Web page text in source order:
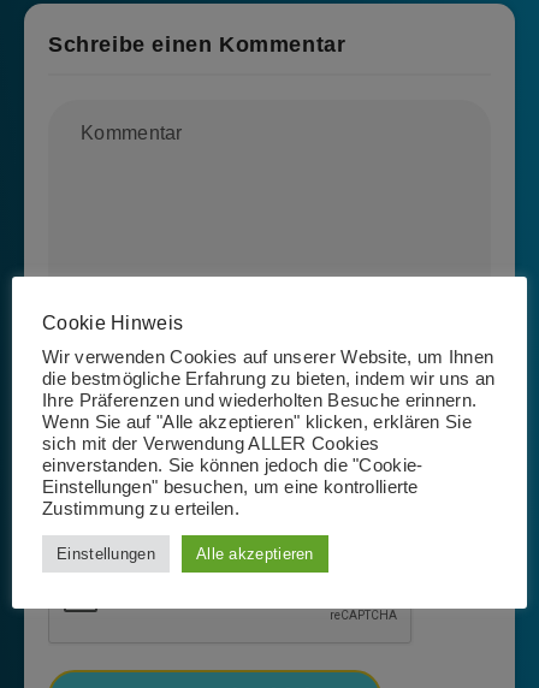
Schreibe einen Kommentar
Name, E-Mail-Adresse und Website in diesem Browser
für meinen nächsten Kommentar speichern.
Cookie Hinweis
Wir verwenden Cookies auf unserer Website, um Ihnen
die bestmögliche Erfahrung zu bieten, indem wir uns an
Ihre Präferenzen und wiederholten Besuche erinnern.
Wenn Sie auf "Alle akzeptieren" klicken, erklären Sie
sich mit der Verwendung ALLER Cookies
einverstanden. Sie können jedoch die "Cookie-
Einstellungen" besuchen, um eine kontrollierte
Zustimmung zu erteilen.
Einstellungen Alle akzeptieren